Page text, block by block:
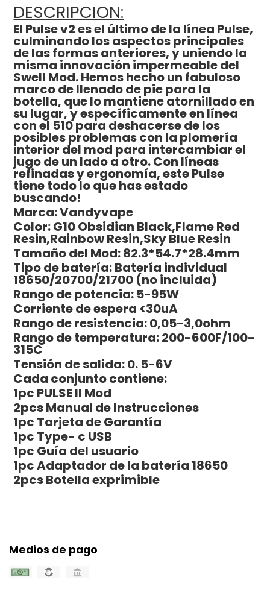
DESCRIPCION:
El Pulse v2 es el último de la línea Pulse,
culminando los aspectos principales
de las formas anteriores, y uniendo la
misma innovación impermeable del
Swell Mod. Hemos hecho un fabuloso
marco de llenado de pie para la
botella, que lo mantiene atornillado en
su lugar, y específicamente en línea
con el 510 para deshacerse de los
posibles problemas con la plomería
interior del mod para intercambiar el
jugo de un lado a otro. Con líneas
refinadas y ergonomía, este Pulse
tiene todo lo que has estado
buscando!
Marca: Vandyvape
Color: G10 Obsidian Black,Flame Red
Resin,Rainbow Resin,Sky Blue Resin
Tamaño del Mod: 82.3*54.7*28.4mm
Tipo de batería: Batería individual
18650/20700/21700 (no incluida)
Rango de potencia: 5-95W
Corriente de espera <30uA
Rango de resistencia: 0,05-3,0ohm
Rango de temperatura: 200-600F/100-
315C
Tensión de salida: 0. 5-6V
Cada conjunto contiene:
1pc PULSE II Mod
2pcs Manual de Instrucciones
1pc Tarjeta de Garantía
1pc Type- c USB
1pc Guía del usuario
1pc Adaptador de la batería 18650
2pcs Botella exprimible
Medios de pago